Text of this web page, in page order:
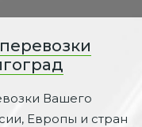
Вашего
Европы и стран